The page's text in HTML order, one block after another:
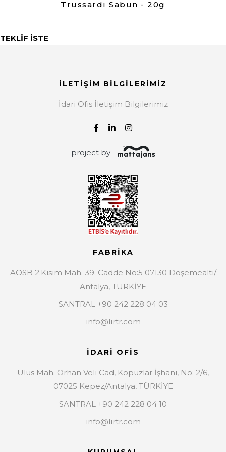
Trussardi Sabun - 20g
TEKLİF İSTE
İLETİŞİM BİLGİLERİMİZ
İdari Ofis İletişim Bilgilerimiz
project by
FABRİKA
AOSB 2.Kısım Mah. 39. Cadde No:5 07130 Döşemealtı/
Antalya, TÜRKİYE
SANTRAL +90 242 228 04 03
info@lirtr.com
İDARİ OFİS
Ulus Mah. Orhan Veli Cad, Kopuzlar İşhanı, No: 2/6,
07025 Kepez/Antalya, TÜRKİYE
SANTRAL +90 242 228 04 10
info@lirtr.com